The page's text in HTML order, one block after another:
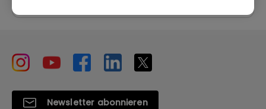
Newsletter abonnieren